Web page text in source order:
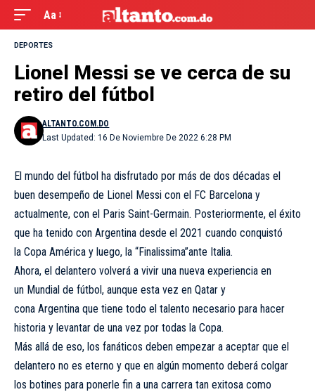
Aa
DEPORTES
Lionel Messi se ve cerca de su
retiro del fútbol
Last Updated: 16 De Noviembre De 2022 6:28 PM
ALTANTO.COM.DO
El mundo del fútbol ha disfrutado por más de dos décadas el
buen desempeño de Lionel Messi con el FC Barcelona y
actualmente, con el Paris Saint-Germain. Posteriormente, el éxito
que ha tenido con Argentina desde el 2021 cuando conquistó
la Copa América y luego, la “Finalissima”ante Italia.
Ahora, el delantero volverá a vivir una nueva experiencia en
un Mundial de fútbol, aunque esta vez en Qatar y
cona Argentina que tiene todo el talento necesario para hacer
historia y levantar de una vez por todas la Copa.
Más allá de eso, los fanáticos deben empezar a aceptar que el
delantero no es eterno y que en algún momento deberá colgar
los botines para ponerle fin a una carrera tan exitosa como